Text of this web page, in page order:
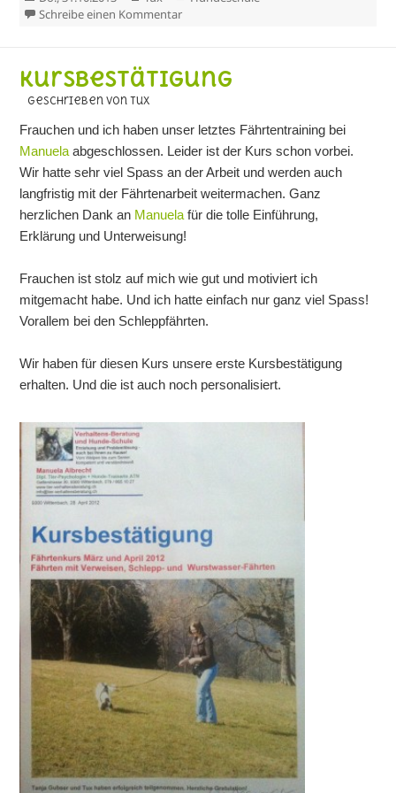
am
Schreibe einen Kommentarzu Halloween
Kursbestätigung
geschrieben von Tux
Frauchen und ich haben unser letztes Fährtentraining bei
Manuela abgeschlossen. Leider ist der Kurs schon vorbei.
Wir hatte sehr viel Spass an der Arbeit und werden auch
langfristig mit der Fährtenarbeit weitermachen. Ganz
herzlichen Dank an Manuela für die tolle Einführung,
Erklärung und Unterweisung!
Frauchen ist stolz auf mich wie gut und motiviert ich
mitgemacht habe. Und ich hatte einfach nur ganz viel Spass!
Vorallem bei den Schleppfährten.
Wir haben für diesen Kurs unsere erste Kursbestätigung
erhalten. Und die ist auch noch personalisiert.